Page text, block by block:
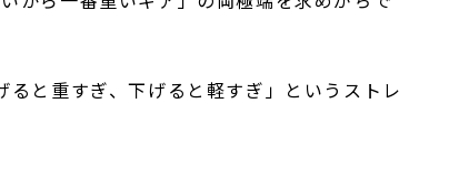
と重すぎ、下げると軽すぎ」というストレ